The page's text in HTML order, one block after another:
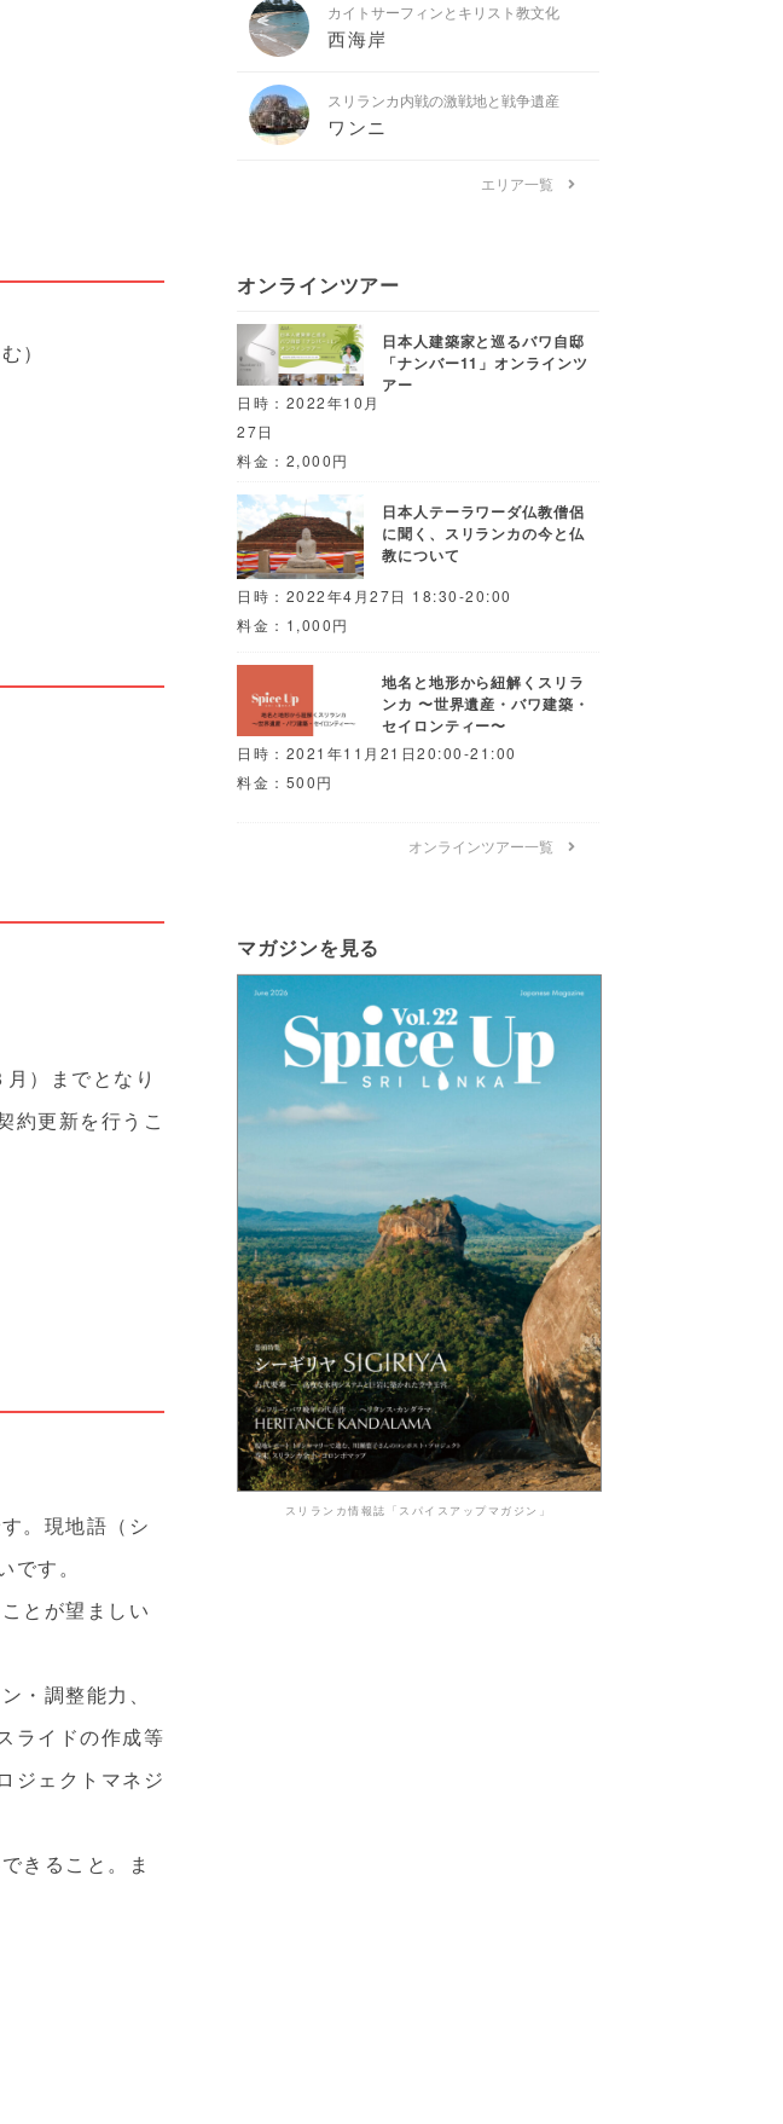
）
）までとなり
約更新を行うこ
。現地語（シ
す。
とが望ましい
・調整能力、
ライドの作成等
ジェクトマネジ
きること。ま
カイトサーフィンとキリスト教文化
西海岸
スリランカ内戦の激戦地と戦争遺産
ワンニ
エリア一覧
オンラインツアー
日本人建築家と巡るバワ自邸
「ナンバー11」オンラインツ
アー
日時：2022年10月
27日
料金：2,000円
日本人テーラワーダ仏教僧侶
に聞く、スリランカの今と仏
教について
日時：2022年4月27日 18:30-20:00
料金：1,000円
地名と地形から紐解くスリラ
ンカ 〜世界遺産・バワ建築・
セイロンティー〜
日時：2021年11月21日20:00-21:00
料金：500円
オンラインツアー一覧
マガジンを見る
スリランカ情報誌「スパイスアップマガジン」